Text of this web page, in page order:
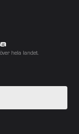
hela landet.